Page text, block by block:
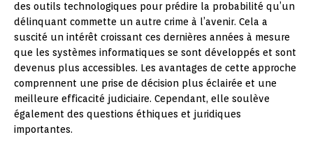
des outils technologiques pour prédire la probabilité qu’un
délinquant commette un autre crime à l’avenir. Cela a
suscité un intérêt croissant ces dernières années à mesure
que les systèmes informatiques se sont développés et sont
devenus plus accessibles. Les avantages de cette approche
comprennent une prise de décision plus éclairée et une
meilleure efficacité judiciaire. Cependant, elle soulève
également des questions éthiques et juridiques
importantes.